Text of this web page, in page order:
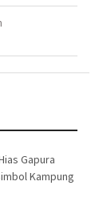
Gapura
Kampung